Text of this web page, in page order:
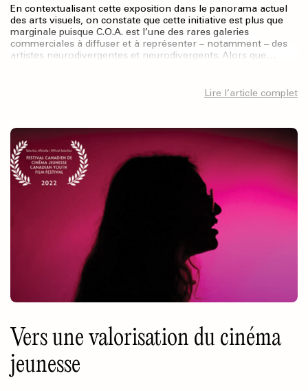
En contextualisant cette exposition dans le panorama actuel
des arts visuels, on constate que cette initiative est plus que
marginale puisque C.O.A. est l’une des rares galeries
commerciales à diffuser et à représenter – notamment – des
artistes neurodivergentes et neurodivergents. Alors que…
Lire l’article complet
Vers une valorisation du cinéma
jeunesse